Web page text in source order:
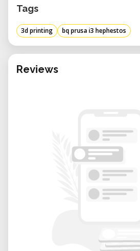
Caractéristiques Techniques
• Technologie d'Impression
par dépôt de fil fondu (FDM)
• Volume d'Impression : 215 x
• Résolution des Couches :
40–60 mm/s ; maximale
• Diamètre de l'Ugello : 0,4 mm
• Diamètre du Filament : 1,75
• Matériaux Supportés : PLA,
• Avec bobine PLA : 460 x 383
Tags
3d printing bq prusa i3 hephestos
Reviews